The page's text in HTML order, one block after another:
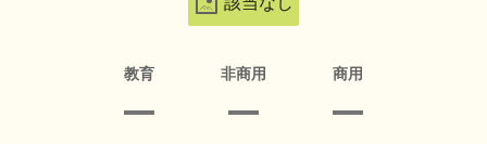
教育 非商用 商用